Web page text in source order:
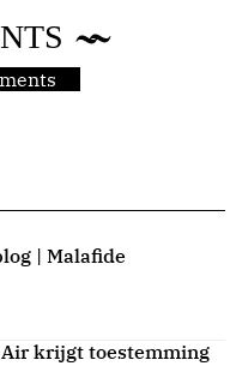
| Malafide
krijgt toestemming